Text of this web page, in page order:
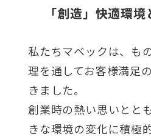
「創造」快適環
私たちマベックは、も
理を通してお客様満足
きました。
創業時の熱い思いとと
きな環境の変化に積極